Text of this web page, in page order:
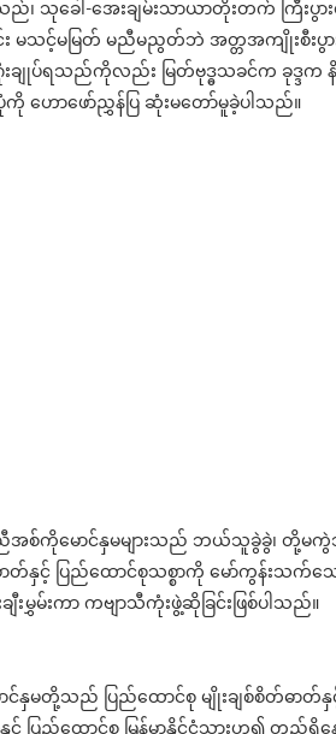
ေါ-အေးချမ်းသာယာတိုးတက် ကြီးပွားစမ
င်း မသင့်မမြတ် မညီမညွတ်ဘဲ အတ္တအကျိုးစီးပွ
နိဂုံးချုပ်ရသည်ကိုလည်း မြတ်ဗုဒ္ဓသခင်က ခုဒ္
ပုံကို ဟောဖော်ညွှန်ပြ ဆုံးမတော်မူခဲ့ပါသည်။
ညီအစ်ကိုမောင်နှမများသည် ဘယ်သူခွဲခွဲ၊ တို့မ
ာတ်နှင့် ပြည်ထောင်စုသစ္စာကို မော်ကွန်းသ
ျီးမွှမ်းကာ ကဗျာသီကုံးဖွဲ့ဆိုခြင်းဖြစ်ပါသည်။
နှမတို့သည် ပြည်ထောင်စု မျိုးချစ်စိတ်ဓာတ်နှ
င့် ပြည်ထောင်စု မြန်မာနိုင်ငံသားဟူ၍ တည်ရှိနေ